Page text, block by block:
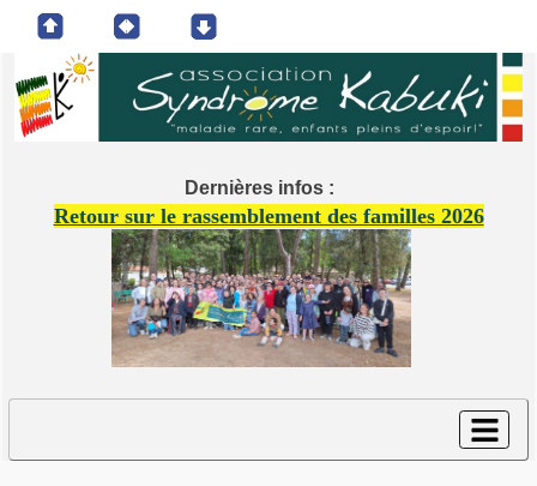
Dernières infos :
Retour sur le rassemblement des familles 2026